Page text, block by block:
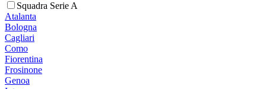
Squadra Serie A
Atalanta
Bologna
Cagliari
Como
Fiorentina
Frosinone
Genoa